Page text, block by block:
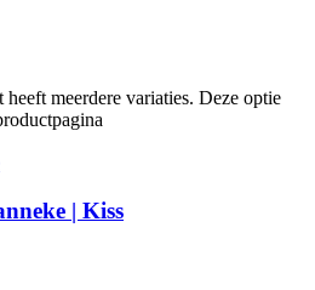
meerdere variaties. Deze optie
| Kiss